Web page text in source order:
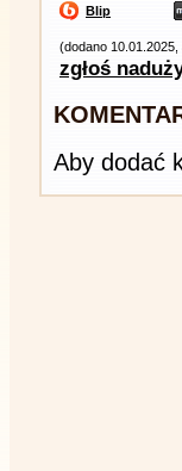
Blip
(dodano 10.01.2025,
zgłoś
Aby dodać